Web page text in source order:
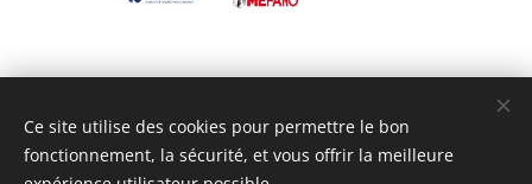
Ce site utilise des cookies pour permettre le bon
fonctionnement, la sécurité, et vous offrir la meilleure